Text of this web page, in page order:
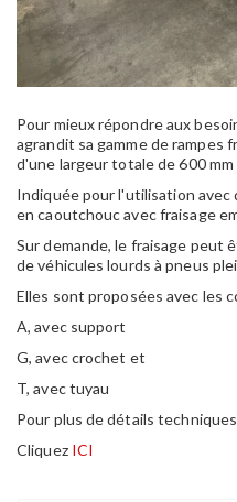
Pour mieux répondre aux
agrandit sa gamme de rampes
d'une largeur totale de 600
Indiquée pour l'utilisation avec
en caoutchouc avec fraisage
Sur demande, le fraisage peut
de véhicules lourds à pneus
Elles sont proposées avec les
A, avec support
G, avec crochet et
T, avec tuyau
Pour plus de détails techniques
Cliquez ICI